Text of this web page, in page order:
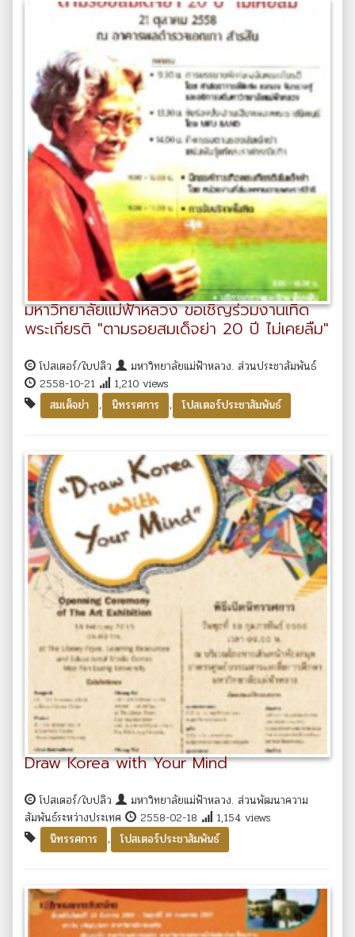
มหาวิทยาลัยแม่ฟ้าหลวง ขอเชิญร่วมงานเทิด
พระเกียรติ "ตามรอยสมเด็จย่า 20 ปี ไม่เคยลืม"
โปสเตอร์/ใบปลิว
มหาวิทยาลัยแม่ฟ้าหลวง. ส่วนประชาสัมพันธ์
2558-10-21
1,210 views
สมเด็จย่า
, นิทรรศการ , โปสเตอร์ประชาสัมพันธ์
Draw Korea with Your Mind
โปสเตอร์/ใบปลิว
มหาวิทยาลัยแม่ฟ้าหลวง. ส่วนพัฒนาความ
สัมพันธ์ระหว่างประเทศ
2558-02-18
1,154 views
นิทรรศการ
, โปสเตอร์ประชาสัมพันธ์